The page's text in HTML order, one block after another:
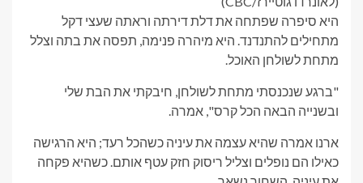
היא סיפרה שפתחה את דלת דירתה וראתה שעצי דקל
מתחילים להתנדנד. היא מיהרה פנימה, תפסה את בתה וצלל
מתחת לשולחן האוכל.
"ברגע שנכנסתי מתחת לשולחן, חיבקתי את הבת שלי
ובשנייה הבאה הכל קרס", אמרה.
ארנו אמרה שהיא עצמה את עיניה כשהכל רעד; היא הרגישה
כאילו הם נופלים וצליל ריסוק חזק עטף אותם. כשהיא פקחה